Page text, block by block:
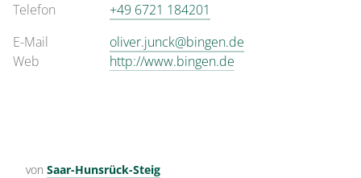
Telefon
+49 6721 184201
E-Mail
oliver.junck@bingen.de
Web
http://www.bingen.de
von Saar-Hunsrück-Steig